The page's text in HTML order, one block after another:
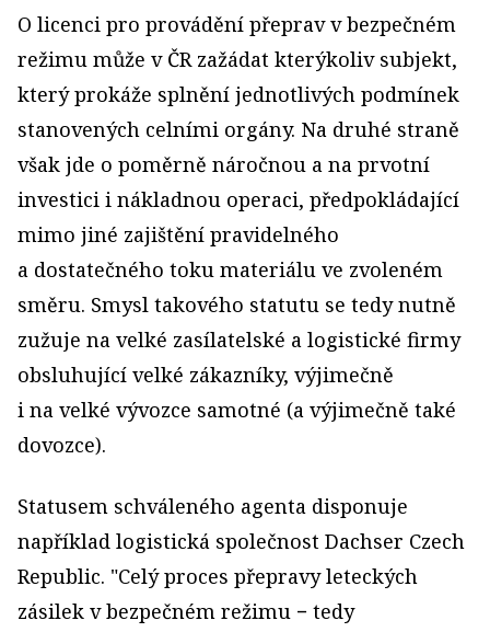
O licenci pro provádění přeprav v bezpečném
režimu může v ČR zažádat kterýkoliv subjekt,
který prokáže splnění jednotlivých podmínek
stanovených celními orgány. Na druhé straně
však jde o poměrně náročnou a na prvotní
investici i nákladnou operaci, předpokládající
mimo jiné zajištění pravidelného
a dostatečného toku materiálu ve zvoleném
směru. Smysl takového statutu se tedy nutně
zužuje na velké zasílatelské a logistické firmy
obsluhující velké zákazníky, výjimečně
i na velké vývozce samotné (a výjimečně také
dovozce).
Statusem schváleného agenta disponuje
například logistická společnost Dachser Czech
Republic. "Celý proces přepravy leteckých
zásilek v bezpečném režimu − tedy